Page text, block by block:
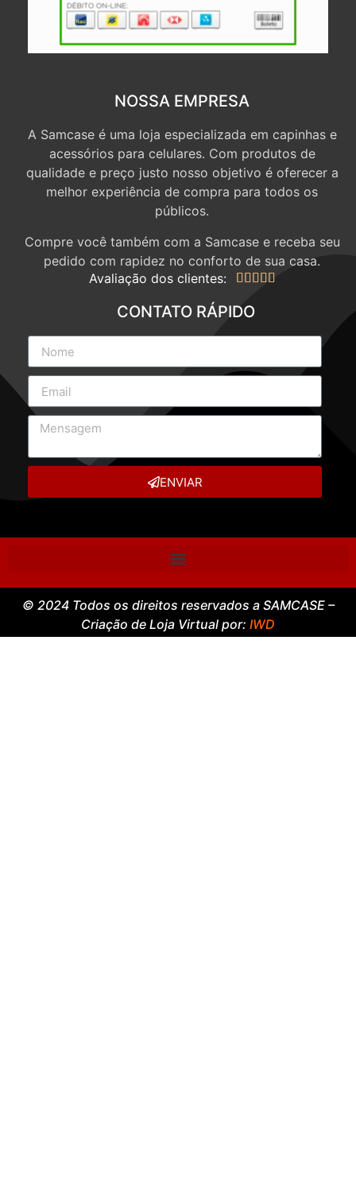
NOSSA EMPRESA
A Samcase é uma loja especializada em capinhas e
acessórios para celulares. Com produtos de
qualidade e preço justo nosso objetivo é oferecer a
melhor experiência de compra para todos os
públicos.
Compre você também com a Samcase e receba seu
pedido com rapidez no conforto de sua casa.
Avaliação dos clientes:
    
CONTATO RÁPIDO
ENVIAR
© 2024 Todos os direitos reservados a SAMCASE –
Criação de Loja Virtual por: IWD